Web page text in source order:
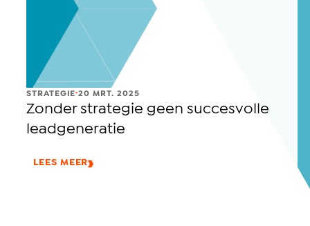
STRATEGIE.20 MRT. 2025
Zonder strategie geen succesvolle
leadgeneratie
LEES MEER